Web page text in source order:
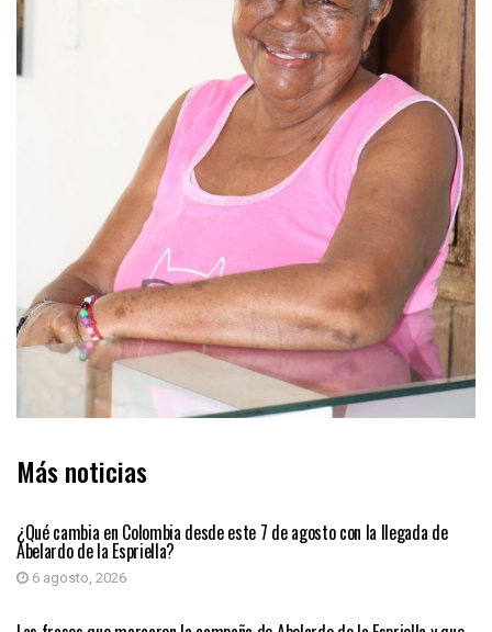
Más noticias
¿Qué cambia en Colombia desde este 7 de agosto con la llegada de
Abelardo de la Espriella?
6 agosto, 2026
PRIMER PLANO